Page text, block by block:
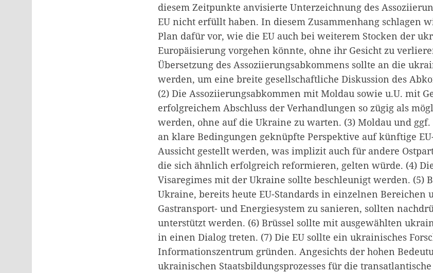
diesem Zeitpunkte anvisierte Unterzeichnung des
EU nicht erfüllt haben. In diesem Zusammenhang schlagen
Plan dafür vor, wie die EU auch bei weiterem Stocken der
Europäisierung vorgehen könnte, ohne ihr Gesicht zu
Übersetzung des Assoziierungsabkommens sollte an die
werden, um eine breite gesellschaftliche Diskussion des
(2) Die Assoziierungsabkommen mit Moldau sowie u.U. mit
erfolgreichem Abschluss der Verhandlungen so zügig als
werden, ohne auf die Ukraine zu warten. (3) Moldau und
an klare Bedingungen geknüpfte Perspektive auf künftige
Aussicht gestellt werden, was implizit auch für andere
die sich ähnlich erfolgreich reformieren, gelten würde. (4)
Visaregimes mit der Ukraine sollte beschleunigt werden. (5)
Ukraine, bereits heute EU-Standards in einzelnen Bereichen
Gastransport- und Energiesystem zu sanieren, sollten
unterstützt werden. (6) Brüssel sollte mit ausgewählten
in einen Dialog treten. (7) Die EU sollte ein ukrainisches
Informationszentrum gründen. Angesichts der hohen
ukrainischen Staatsbildungsprozesses für die